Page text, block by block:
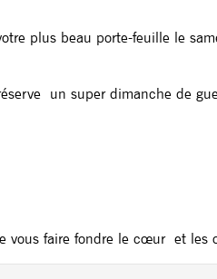
plus beau porte-feuille le
un super dimanche de
faire fondre le cœur et